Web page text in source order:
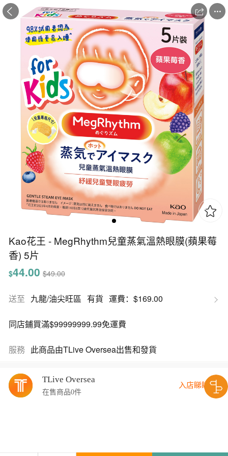
 

Kao花王 - MegRhythm兒童蒸氣溫熱眼膜(蘋果莓
香) 5片
$44.00 $49.00
送至 九龍/油尖旺區 有貨 運費：$169.00
同店鋪買滿$99999999.99免運費
服務 此商品由TLive Oversea出售和發貨
TLive Oversea
在售商品0件
入店睇睇